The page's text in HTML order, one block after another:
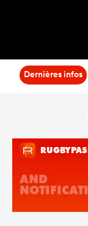
Dernières infos